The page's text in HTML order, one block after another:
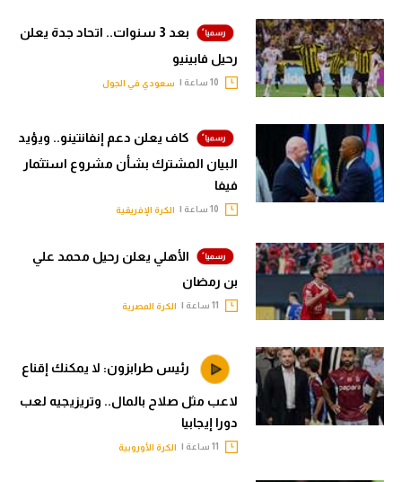
بعد 3 سنوات.. اتحاد جدة يعلن
رحيل فابينيو
سعودي في الجول
كاف يعلن دعم إنفانتينو.. ويؤيد
البيان المشترك بشأن مشروع استثمار
فيفا
الكرة الإفريقية
الأهلي يعلن رحيل محمد علي
بن رمضان
الكرة المصرية
رئيس طرابزون: لا يمكنك إقناع
لاعب مثل صلاح بالمال.. وتريزيجيه لعب
دورا إيجابيا
الكرة الأوروبية